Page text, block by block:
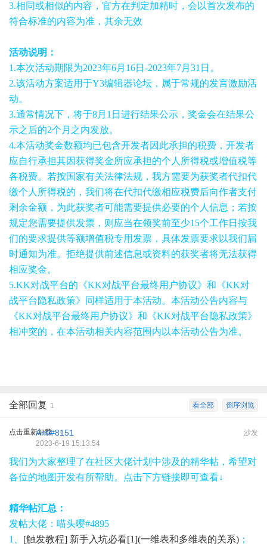
3.相同或相似的内容，官方在判定加精时，会以首次发布的
符合标准的内容为准，其余无效
活动说明：
1.本次活动期限为2023年6月16日-2023年7月31日。
2.该活动方案适用于Y3编辑器论坛，属于常规的发言激励活
动。
3.通常情况下，将于8月1日进行结果公示，奖金会在结果公
示之后的2个月之内发放。
4.本活动奖金数额均已包含开发者因此承担的税费，开发者
应自行承担其因获得奖金所应承担的个人所得税或增值税等
各税费。若按国家有关法律法规，我方需要为获奖者代扣代
缴个人所得税的，我们将在代扣代缴相应税费后向作者支付
剩余金额，为此获奖者可能需要提供必要的个人信息；若按
规定您需要提供发票，则应当在领奖前至少15个工作日按我
们的要求提供等额增值税专用发票，具体发票要求以我们届
时通知为准。拒绝提供前述信息或资料的获奖者将无法获得
相应奖金。
5.KK对战平台的《KK对战平台最终用户协议》和《KK对
战平台隐私政策》同样适用于本活动。本活动公告内容与
《KK对战平台最终用户协议》和《KK对战平台隐私政策》
相冲突的，在本活动相关内容范围内以本活动公告为准。
倒序浏览
看全部
全部回复 1
点击重新加载 沙发
Anti#8151
2023-6-19 15:13:54
我们为大家整理了在社区大佬计划中涉及的精华帖，希望对
各位的地图开发有所帮助。点击下方链接即可查看↓
精华帖汇总：
发帖大佬：喵头嘤#4895
1、 [触发教程] 新手入坑必看[1](一维表和多维表的关系) ；